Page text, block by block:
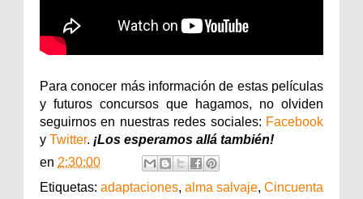
Para conocer más información de estas películas
y futuros concursos que hagamos, no olviden
seguirnos en nuestras redes sociales: Facebook
y Twitter. ¡Los esperamos allá también!
en 2:30:00
Etiquetas: adaptaciones, alma salvaje, Cincuenta